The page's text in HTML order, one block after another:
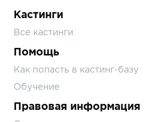
Кастинги
Все кастинги
Помощь
Как попасть в кастинг-базу
Обучение
Правовая информация